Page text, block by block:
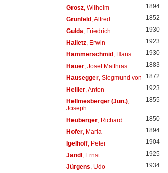
Grosz, Wilhelm 1894
Grünfeld, Alfred 1852
Gulda , Friedrich 1930
Halletz, Erwin 1923
Hammerschmid, Hans 1930
Hauer, Josef Matthias 1883
Hausegger, Siegmund von 1872
Heiller, Anton 1923
Hellmesberger (Jun.),
Joseph
1855
Heuberger, Richard 1850
Hofer, Maria 1894
Igelhoff, Peter 1904
Jandl, Ernst 1925
Jürgens , Udo 1934